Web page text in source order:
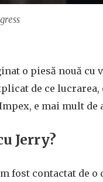
o piesă nouă
de ce lucrarea,
e mai mult de
Jerry?
fost contactat de o